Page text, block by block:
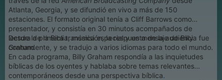
Atlanta, Georgia, y se difundió en vivo a más de 150
estaciones. El formato original tenía a Cliff Barrows como
presentador, y consistía en 30 minutos acompañados de
lectura de la Biblia, música especial y un mensaje de Billy
Graham.
Desde la primera transmisión, la respuesta de la audiencia fue
contundente, y se tradujo a varios idiomas para todo el mundo.
En cada programa, Billy Graham respondía a las inquietudes
bíblicas de los oyentes y hablaba sobre temas relevantes
contemporáneos desde una perspectiva bíblica.